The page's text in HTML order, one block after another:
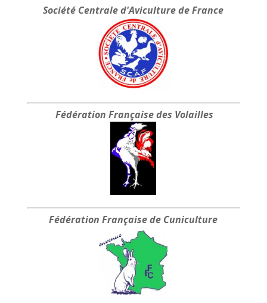
Société Centraled'Aviculture de France
Fédération Française des Volailles
Fédération Française de Cuniculture